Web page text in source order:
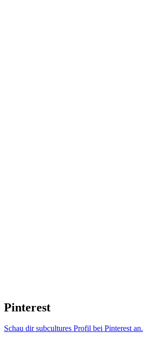
Pinterest
Schau dir subcultures Profil bei Pinterest an.